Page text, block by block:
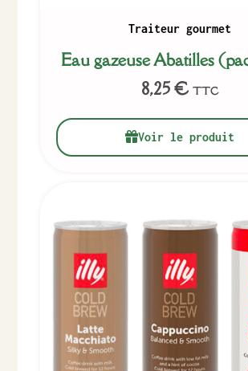
Traiteur gourmet
Eau gazeuse Abatilles
8,25€ TTC
Voir le produit